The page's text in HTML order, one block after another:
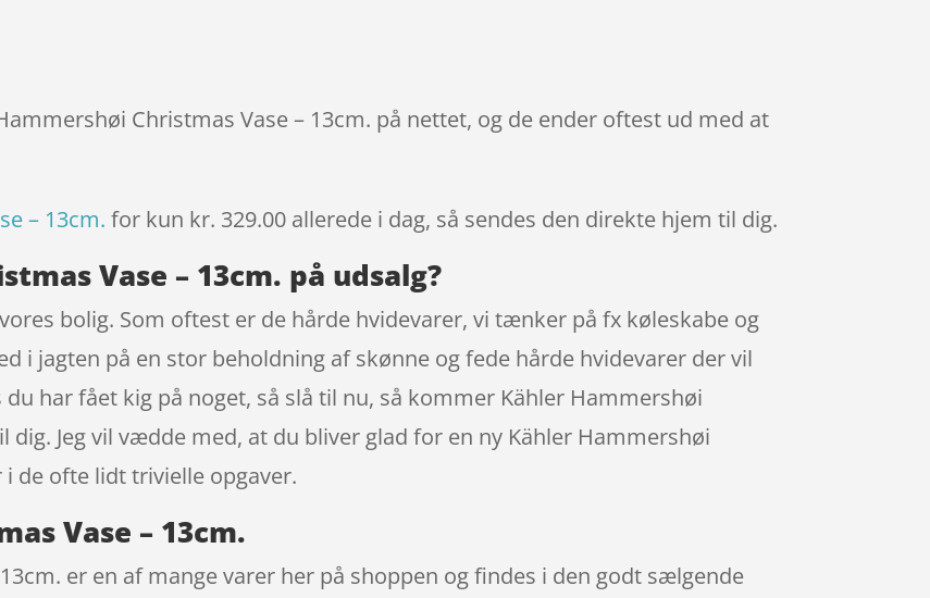
Christmas Vase – 13cm. på nettet, og de ender oftest ud med at
– 13cm. for kun kr. 329.00 allerede i dag, så sendes den direkte hjem til dig.
Vase – 13cm. på udsalg?
bolig. Som oftest er de hårde hvidevarer, vi tænker på fx køleskabe og
i jagten på en stor beholdning af skønne og fede hårde hvidevarer der vil
har fået kig på noget, så slå til nu, så kommer Kähler Hammershøi
dig. Jeg vil vædde med, at du bliver glad for en ny Kähler Hammershøi
i de ofte lidt trivielle opgaver.
Vase – 13cm.
er en af mange varer her på shoppen og findes i den godt sælgende